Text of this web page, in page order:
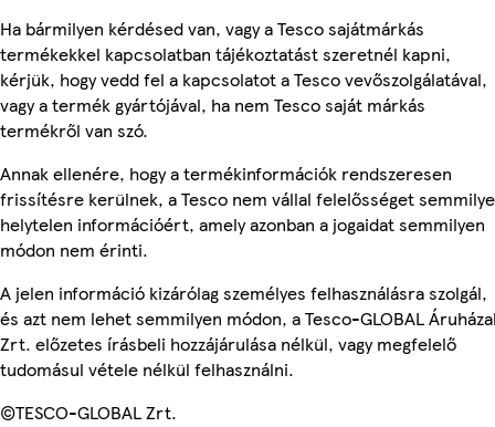
Ha bármilyen kérdésed van, vagy a Tesco sajátmárkás
termékekkel kapcsolatban tájékoztatást szeretnél kapni,
kérjük, hogy vedd fel a kapcsolatot a Tesco vevőszolgálatával,
vagy a termék gyártójával, ha nem Tesco saját márkás
termékről van szó.
Annak ellenére, hogy a termékinformációk rendszeresen
frissítésre kerülnek, a Tesco nem vállal felelősséget
helytelen információért, amely azonban a jogaidat semmilyen
módon nem érinti.
A jelen információ kizárólag személyes felhasználásra szolgál,
és azt nem lehet semmilyen módon, a Tesco-GLOBAL
Zrt. előzetes írásbeli hozzájárulása nélkül, vagy megfelelő
tudomásul vétele nélkül felhasználni.
©TESCO-GLOBAL Zrt.